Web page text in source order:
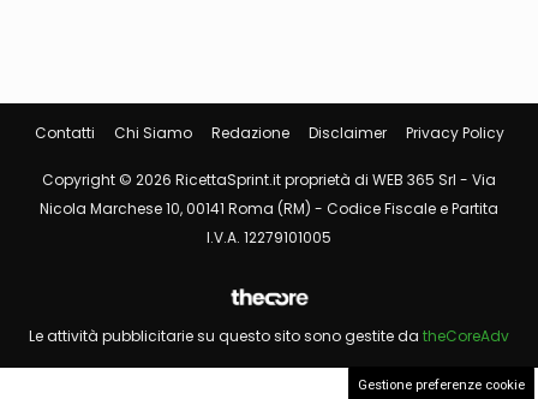
Contatti Chi Siamo Redazione Disclaimer Privacy Policy
Copyright © 2026 RicettaSprint.it proprietà di WEB 365 Srl - Via
Nicola Marchese 10, 00141 Roma (RM) - Codice Fiscale e Partita
I.V.A. 12279101005
Le attività pubblicitarie su questo sito sono gestite da theCoreAdv
Gestione preferenze cookie